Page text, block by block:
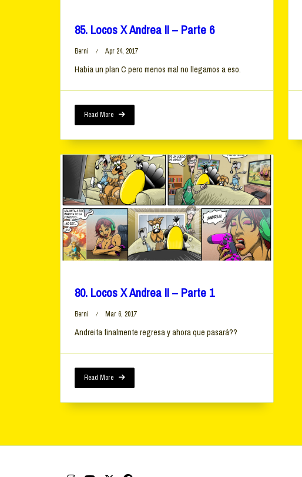
85. Locos X Andrea II – Parte 6
Berni Apr 24, 2017
Habia un plan C pero menos mal no llegamos a eso.
Read More
80. Locos X Andrea II – Parte 1
Berni Mar 6, 2017
Andreita finalmente regresa y ahora que pasará??
Read More